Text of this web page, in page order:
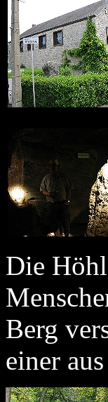
Die
Berg
einer